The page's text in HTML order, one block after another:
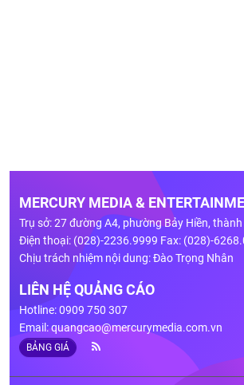
MERCURY MEDIA &
Trụ sở: 27 đường A4, phường Bảy Hiền,
Điện thoại: (028)-2236.9999 Fax: (028)-
Chịu trách nhiệm nội dung: Đào Trọng Nhân
LIÊN HỆ QUẢNG CÁO
Hotline: 0909 750 307
Email:quangcao@mercurymedia.com.vn
BẢNG GIÁ